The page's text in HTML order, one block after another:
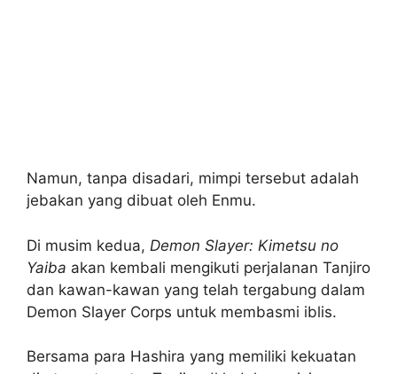
Namun, tanpa disadari, mimpi tersebut adalah
jebakan yang dibuat oleh Enmu.
Di musim kedua, Demon Slayer: Kimetsu no
Yaiba akan kembali mengikuti perjalanan Tanjiro
dan kawan-kawan yang telah tergabung dalam
Demon Slayer Corps untuk membasmi iblis.
Bersama para Hashira yang memiliki kekuatan